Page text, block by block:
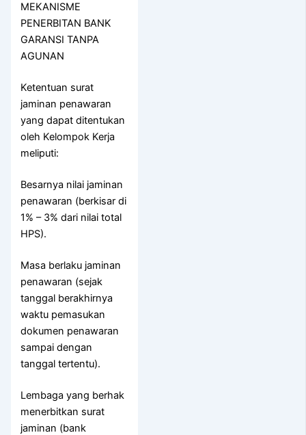
MEKANISME
PENERBITAN BANK
GARANSI TANPA
AGUNAN
Ketentuan surat
jaminan penawaran
yang dapat ditentukan
oleh Kelompok Kerja
meliputi:
Besarnya nilai jaminan
penawaran (berkisar di
1% – 3% dari nilai total
HPS).
Masa berlaku jaminan
penawaran (sejak
tanggal berakhirnya
waktu pemasukan
dokumen penawaran
sampai dengan
tanggal tertentu).
Lembaga yang berhak
menerbitkan surat
jaminan (bank